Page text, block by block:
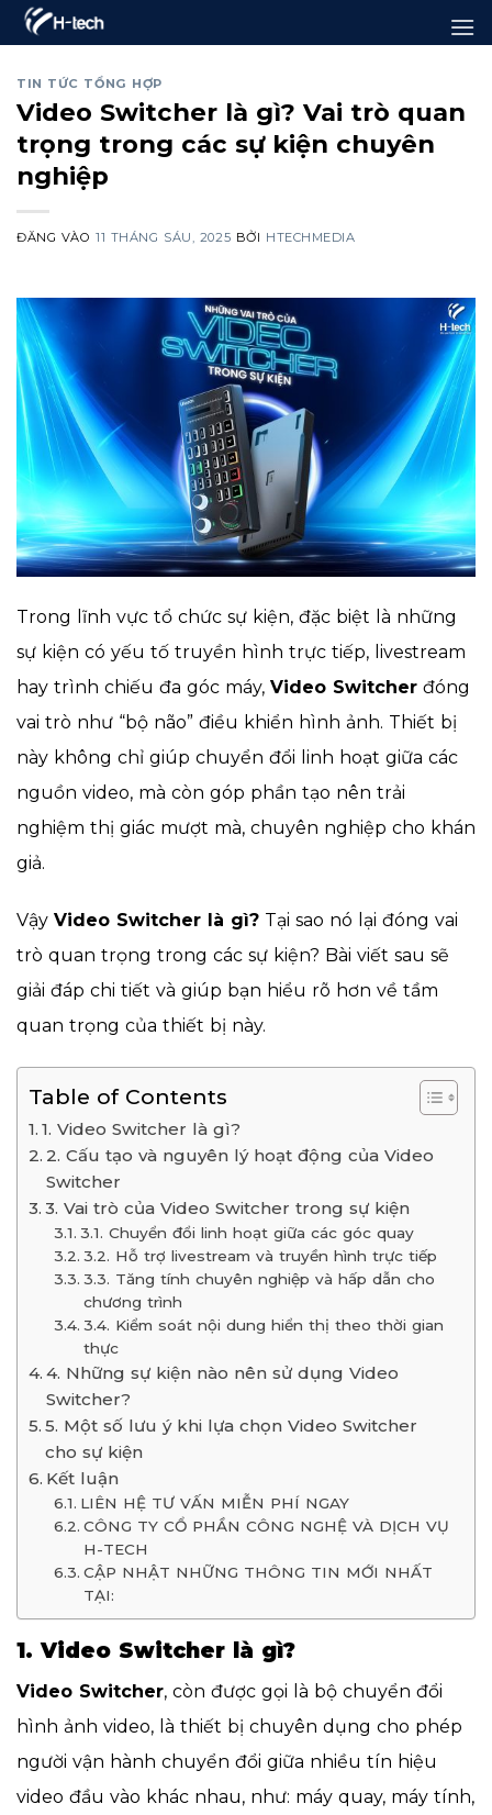
qua
nội
dung
TIN TỨC TỔNG HỢP
Video Switcher là gì? Vai trò quan
trọng trong các sự kiện chuyên
nghiệp
ĐĂNG VÀO11 THÁNG SÁU, 2025 BỞI HTECHMEDIA
Trong lĩnh vực tổ chức sự kiện, đặc biệt là những
sự kiện có yếu tố truyền hình trực tiếp, livestream
hay trình chiếu đa góc máy, Video Switcher đóng
vai trò như “bộ não” điều khiển hình ảnh. Thiết bị
này không chỉ giúp chuyển đổi linh hoạt giữa các
nguồn video, mà còn góp phần tạo nên trải
nghiệm thị giác mượt mà, chuyên nghiệp cho khán
giả.
Vậy Video Switcher là gì? Tại sao nó lại đóng vai
trò quan trọng trong các sự kiện? Bài viết sau sẽ
giải đáp chi tiết và giúp bạn hiểu rõ hơn về tầm
quan trọng của thiết bị này.
Table of Contents
1. Video Switcher là gì?
2. Cấu tạo và nguyên lý hoạt động của Video
Switcher
3. Vai trò của Video Switcher trong sự kiện
3.1. Chuyển đổi linh hoạt giữa các góc quay
3.2. Hỗ trợ livestream và truyền hình trực tiếp
3.3. Tăng tính chuyên nghiệp và hấp dẫn cho
chương trình
3.4. Kiểm soát nội dung hiển thị theo thời gian
thực
4. Những sự kiện nào nên sử dụng Video
Switcher?
5. Một số lưu ý khi lựa chọn Video Switcher
cho sự kiện
Kết luận
LIÊN HỆ TƯ VẤN MIỄN PHÍ NGAY
CÔNG TY CỔ PHẦN CÔNG NGHỆ VÀ DỊCH VỤ
H-TECH
CẬP NHẬT NHỮNG THÔNG TIN MỚI NHẤT
TẠI:
1. Video Switcher là gì?
Video Switcher, còn được gọi là bộ chuyển đổi
hình ảnh video, là thiết bị chuyên dụng cho phép
người vận hành chuyển đổi giữa nhiều tín hiệu
video đầu vào khác nhau, như: máy quay, máy tính,